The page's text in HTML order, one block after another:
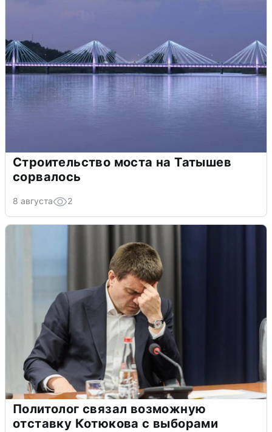
Строительство моста на Татышев
сорвалось
8 августа 2
Политолог связал возможную
отставку Котюкова с выборами